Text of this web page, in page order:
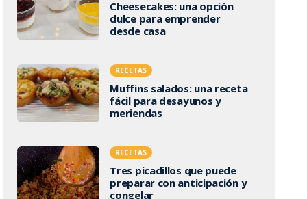
Cheesecakes: una opción
dulce para emprender
desde casa
RECETAS
Muffins salados: una receta
fácil para desayunos y
meriendas
RECETAS
Tres picadillos que puede
preparar con anticipación y
congelar